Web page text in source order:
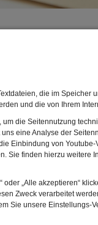
die im Speicher
und die von Ihrem
die Seitennutzung
eine Analyse der
Einbindung von
Sie finden hierzu weitere
„Alle akzeptieren“
Zweck verarbeitet
Sie unsere Einstellungs-